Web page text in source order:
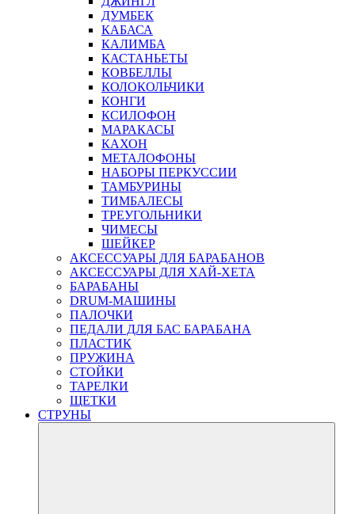
ДУМБЕК
КАБАСА
КАЛИМБА
КАСТАНЬЕТЫ
КОВБЕЛЛЫ
КОЛОКОЛЬЧИКИ
КОНГИ
КСИЛОФОН
МАРАКАСЫ
КАХОН
МЕТАЛОФОНЫ
НАБОРЫ ПЕРКУССИИ
ТАМБУРИНЫ
ТИМБАЛЕСЫ
ТРЕУГОЛЬНИКИ
ЧИМЕСЫ
ШЕЙКЕР
АКСЕССУАРЫ ДЛЯ БАРАБАНОВ
АКСЕССУАРЫ ДЛЯ ХАЙ-ХЕТА
БАРАБАНЫ
DRUM-МАШИНЫ
ПАЛОЧКИ
ПЕДАЛИ ДЛЯ БАС БАРАБАНА
ПЛАСТИК
ПРУЖИНА
СТОЙКИ
ТАРЕЛКИ
ЩЕТКИ
СТРУНЫ